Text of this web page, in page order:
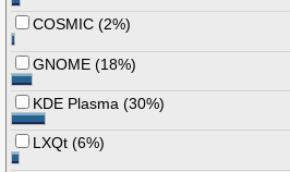
COSMIC (2%)
GNOME (18%)
KDE Plasma (30%)
LXQt (6%)